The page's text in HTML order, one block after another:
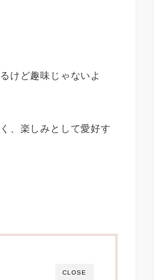
けど趣味じゃないよ
、楽しみとして愛好す
CLOSE